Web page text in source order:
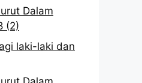
Dalam
(2)
laki-laki dan